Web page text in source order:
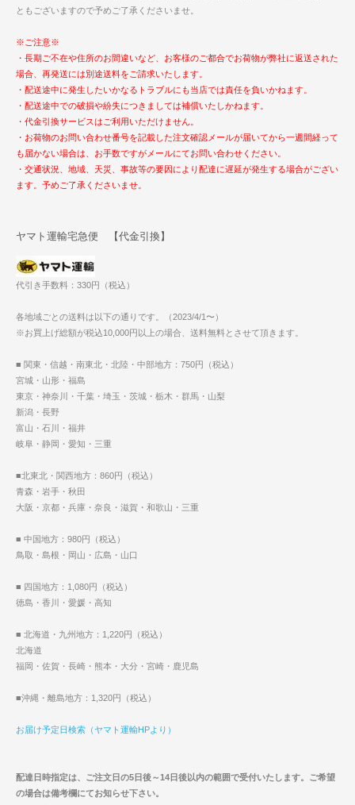
ともございますので予めご了承くださいませ。
※ご注意※
・長期ご不在や住所のお間違いなど、お客様のご都合でお荷物が弊社に返送された
場合、再発送には別途送料をご請求いたします。
・配送途中に発生したいかなるトラブルにも当店では責任を負いかねます。
・配送途中での破損や紛失につきましては補償いたしかねます。
・代金引換サービスはご利用いただけません。
・お荷物のお問い合わせ番号を記載した注文確認メールが届いてから一週間経って
も届かない場合は、お手数ですがメールにてお問い合わせください。
・交通状況、地域、天災、事故等の要因により配達に遅延が発生する場合がござい
ます。予めご了承くださいませ。
ヤマト運輸宅急便 【代金引換】
代引き手数料：330円（税込）
各地域ごとの送料は以下の通りです。（2023/4/1〜）
※お買上げ総額が税込10,000円以上の場合、送料無料とさせて頂きます。
■ 関東・信越・南東北・北陸・中部地方：750円（税込）
宮城・山形・福島
東京・神奈川・千葉・埼玉・茨城・栃木・群馬・山梨
新潟・長野
富山・石川・福井
岐阜・静岡・愛知・三重
■北東北・関西地方：860円（税込）
青森・岩手・秋田
大阪・京都・兵庫・奈良・滋賀・和歌山・三重
■ 中国地方：980円（税込）
鳥取・島根・岡山・広島・山口
■ 四国地方：1,080円（税込）
徳島・香川・愛媛・高知
■ 北海道・九州地方：1,220円（税込）
北海道
福岡・佐賀・長崎・熊本・大分・宮崎・鹿児島
■沖縄・離島地方：1,320円（税込）
お届け予定日検索（ヤマト運輸HPより）
配達日時指定は、ご注文日の5日後～14日後以内の範囲で受付いたします。ご希望
の場合は備考欄にてお知らせ下さい。